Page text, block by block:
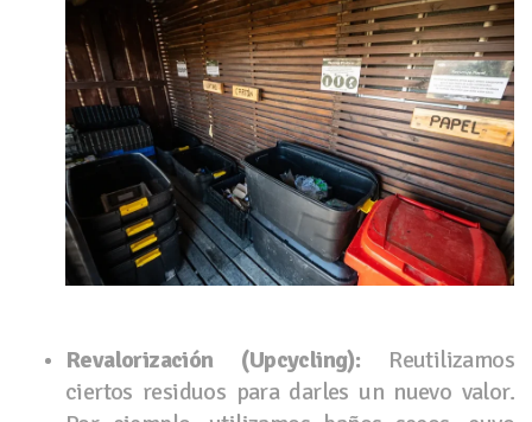
Revalorización (Upcycling): Reutilizamos
ciertos residuos para darles un nuevo valor.